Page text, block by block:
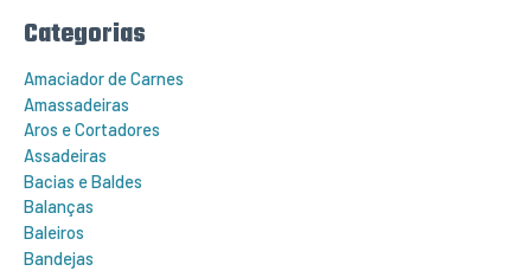
p
o
:
Categorias
Amaciador de Carnes
Amassadeiras
Aros e Cortadores
Assadeiras
Bacias e Baldes
Balanças
Baleiros
Bandejas